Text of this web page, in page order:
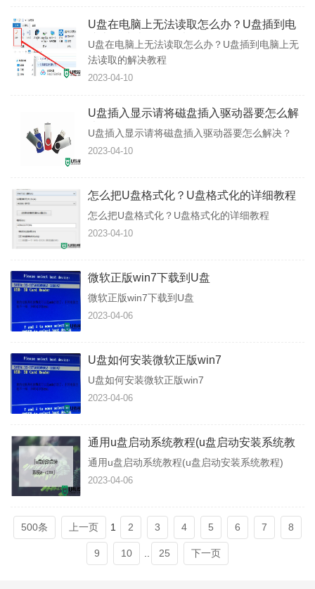
U盘在电脑上无法读取怎么办？U盘插到电
脑上无法读取的解决教程
U盘在电脑上无法读取怎么办？U盘插到电脑上无
法读取的解决教程
2023-04-10
U盘插入显示请将磁盘插入驱动器要怎么解
决？
U盘插入显示请将磁盘插入驱动器要怎么解决？
2023-04-10
怎么把U盘格式化？U盘格式化的详细教程
怎么把U盘格式化？U盘格式化的详细教程
2023-04-10
微软正版win7下载到U盘
微软正版win7下载到U盘
2023-04-06
U盘如何安装微软正版win7
U盘如何安装微软正版win7
2023-04-06
通用u盘启动系统教程(u盘启动安装系统教
程)
通用u盘启动系统教程(u盘启动安装系统教程)
2023-04-06
500条 上一页 1 2 3 4 5 6 7 8
9 10 25 下一页